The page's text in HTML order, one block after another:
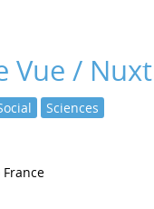
Vue /
Sciences
France